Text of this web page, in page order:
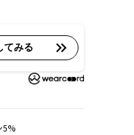
てみる
5%